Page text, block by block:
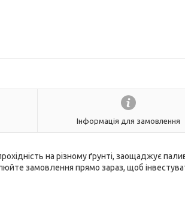
Інформація для замовлення
на різному ґрунті, заощаджує
замовлення прямо зараз, щоб